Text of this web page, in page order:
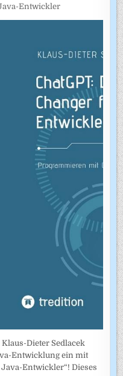
Entwickler
Dieter Sedlacek
Entwicklung ein mit
Java-Entwickler“! Dieses